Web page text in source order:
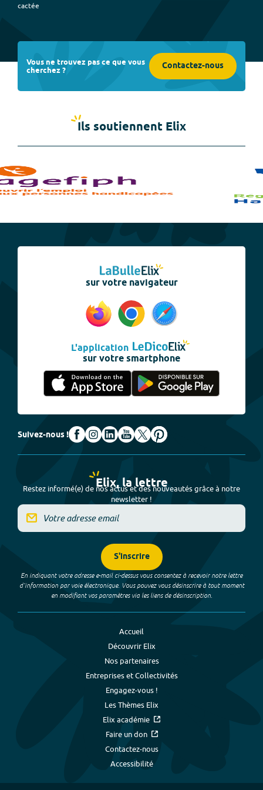
cactée
Vous ne trouvez pas ce que vous
cherchez ? Contactez-nous
Ils soutiennent Elix
sur votre navigateur
L'application
sur votre smartphone
Suivez-nous !
Elix, la lettre
Restez informé(e) de nos actus et des nouveautés grâce à notre
newsletter !
S'inscrire
En indiquant votre adresse e-mail ci-dessus vous consentez à recevoir notre lettre
d’information par voie électronique. Vous pouvez vous désinscrire à tout moment
en modifiant vos paramètres via les liens de désinscription.
Accueil
Découvrir Elix
Nos partenaires
Entreprises et Collectivités
Engagez-vous !
Les Thèmes Elix
Elix académie
Faire un don
Contactez-nous
Accessibilité